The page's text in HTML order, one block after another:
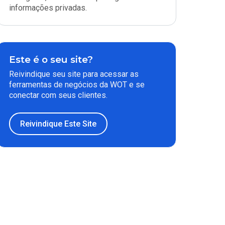
informações privadas.
Este é o seu site?
Reivindique seu site para acessar as
ferramentas de negócios da WOT e se
conectar com seus clientes.
Reivindique Este Site